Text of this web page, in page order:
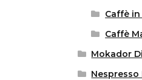
Caffè in
Caffè
Mokador